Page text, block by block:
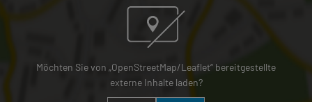
Möchten Sie von „OpenStreetMap/Leaflet“ bereitgestellte
externe Inhalte laden?